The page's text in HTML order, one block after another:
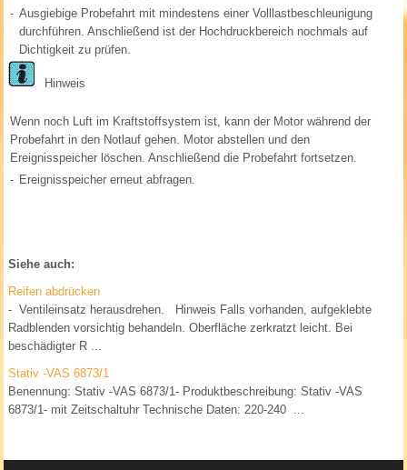
- Ausgiebige Probefahrt mit mindestens einer Volllastbeschleunigung
durchführen. Anschließend ist der Hochdruckbereich nochmals auf
Dichtigkeit zu prüfen.
Hinweis
Wenn noch Luft im Kraftstoffsystem ist, kann der Motor während der
Probefahrt in den Notlauf gehen. Motor abstellen und den
Ereignisspeicher löschen. Anschließend die Probefahrt fortsetzen.
- Ereignisspeicher erneut abfragen.
Siehe auch:
Reifen abdrücken
- Ventileinsatz herausdrehen. Hinweis Falls vorhanden, aufgeklebte
Radblenden vorsichtig behandeln. Oberfläche zerkratzt leicht. Bei
beschädigter R ...
Stativ -VAS 6873/1
Benennung: Stativ -VAS 6873/1- Produktbeschreibung: Stativ -VAS
6873/1- mit Zeitschaltuhr Technische Daten: 220-240 ...